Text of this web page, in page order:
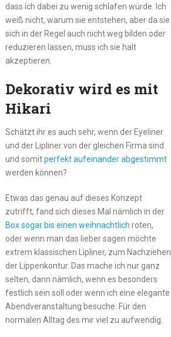
dass ich dabei zu wenig schlafen würde. Ich
weiß nicht, warum sie entstehen, aber da sie
sich in der Regel auch nicht weg bilden oder
reduzieren lassen, muss ich sie halt
akzeptieren.
Dekorativ wird es mit
Hikari
Schätzt ihr es auch sehr, wenn der Eyeliner
und der Lipliner von der gleichen Firma sind
und somitperfekt aufeinander abgestimmt
werden können?
Etwas das genau auf dieses Konzept
zutrifft, fand sich dieses Mal nämlich in der
Box sogar bis einen weihnachtlich roten,
oder wenn man das lieber sagen möchte
extrem klassischen Lipliner, zum Nachziehen
der Lippenkontur. Das mache ich nur ganz
selten, dann nämlich, wenn es besonders
festlich sein soll oder wenn ich eine elegante
Abendveranstaltung besuche. Für den
normalen Alltag des mir viel zu aufwendig.